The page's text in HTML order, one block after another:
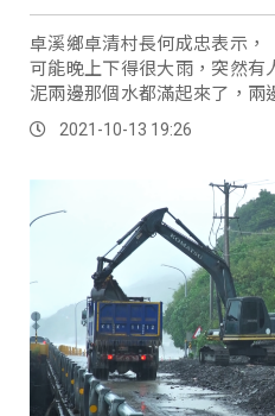
卓溪鄉卓清村長何成忠表示，
可能晚上下得很大雨，突然
泥兩邊那個水都滿起來了，兩
個小山溝，那個水大量從那邊
2021-10-13 19:26